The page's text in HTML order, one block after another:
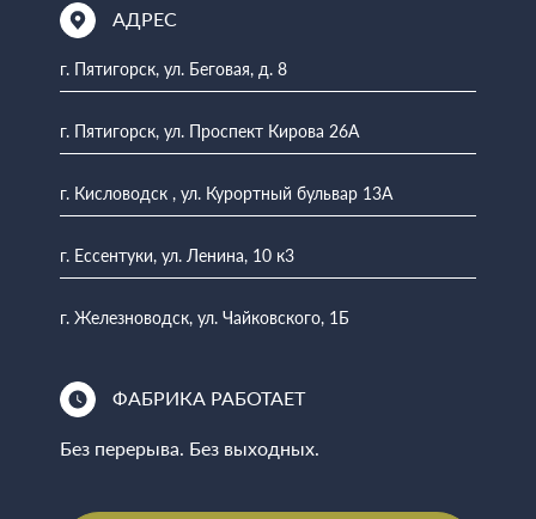
АДРЕС
г. Пятигорск, ул. Беговая, д. 8
г. Пятигорск, ул. Проспект Кирова 26А
г. Кисловодск , ул. Курортный бульвар 13А
г. Ессентуки, ул. Ленина, 10 к3
г. Железноводск, ул. Чайковского, 1Б
ФАБРИКА РАБОТАЕТ
Без перерыва. Без выходных.